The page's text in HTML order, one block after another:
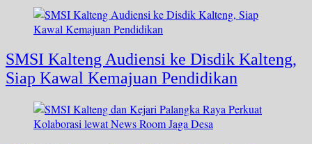
SMSI Kalteng Audiensi ke Disdik Kalteng,
Siap Kawal Kemajuan Pendidikan